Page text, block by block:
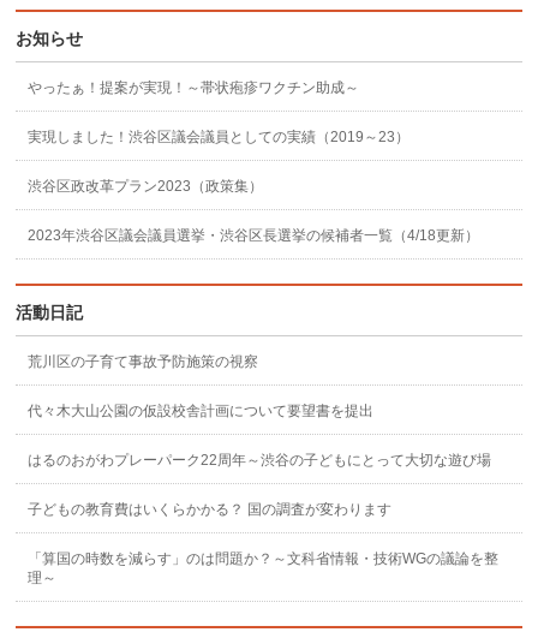
お知らせ
やったぁ！提案が実現！～帯状疱疹ワクチン助成～
実現しました！渋谷区議会議員としての実績（2019～23）
渋谷区政改革プラン2023（政策集）
2023年渋谷区議会議員選挙・渋谷区長選挙の候補者一覧（4/18更新）
活動日記
荒川区の子育て事故予防施策の視察
代々木大山公園の仮設校舎計画について要望書を提出
はるのおがわプレーパーク22周年～渋谷の子どもにとって大切な遊び場
子どもの教育費はいくらかかる？ 国の調査が変わります
「算国の時数を減らす」のは問題か？～文科省情報・技術WGの議論を整
理～